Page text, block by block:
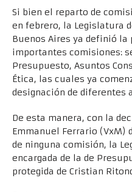
Si bien el reparto de
en febrero, la Legislatura
Buenos Aires ya definió la
importantes comisiones:
Presupuesto, Asuntos
Ética, las cuales ya
designación de diferentes
De esta manera, con la
Emmanuel Ferrario (VxM)
de ninguna comisión, la
encargada de la de
protegida de Cristian